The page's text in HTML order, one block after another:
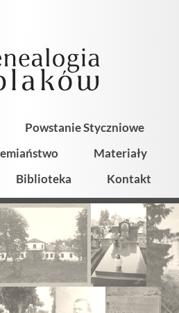
Powstanie Styczniowe
Materiały
Biblioteka Kontakt